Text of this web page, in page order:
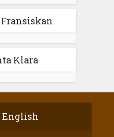
Klara
English